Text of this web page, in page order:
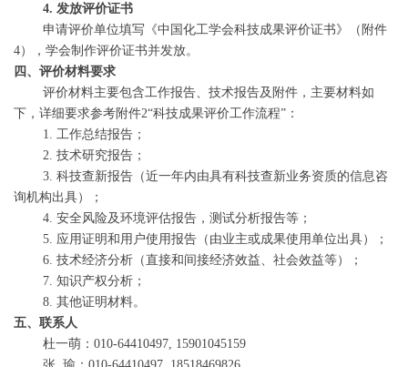
4. 发放评价证书
申请评价单位填写《中国化工学会科技成果评价证书》（附件
4），学会制作评价证书并发放。
四、评价材料要求
评价材料主要包含工作报告、技术报告及附件，主要材料如
下，详细要求参考附件2“科技成果评价工作流程”：
1. 工作总结报告；
2. 技术研究报告；
3. 科技查新报告（近一年内由具有科技查新业务资质的信息咨
询机构出具）；
4. 安全风险及环境评估报告，测试分析报告等；
5. 应用证明和用户使用报告（由业主或成果使用单位出具）；
6. 技术经济分析（直接和间接经济效益、社会效益等）；
7. 知识产权分析；
8. 其他证明材料。
五、联系人
杜一萌：010-64410497, 15901045159